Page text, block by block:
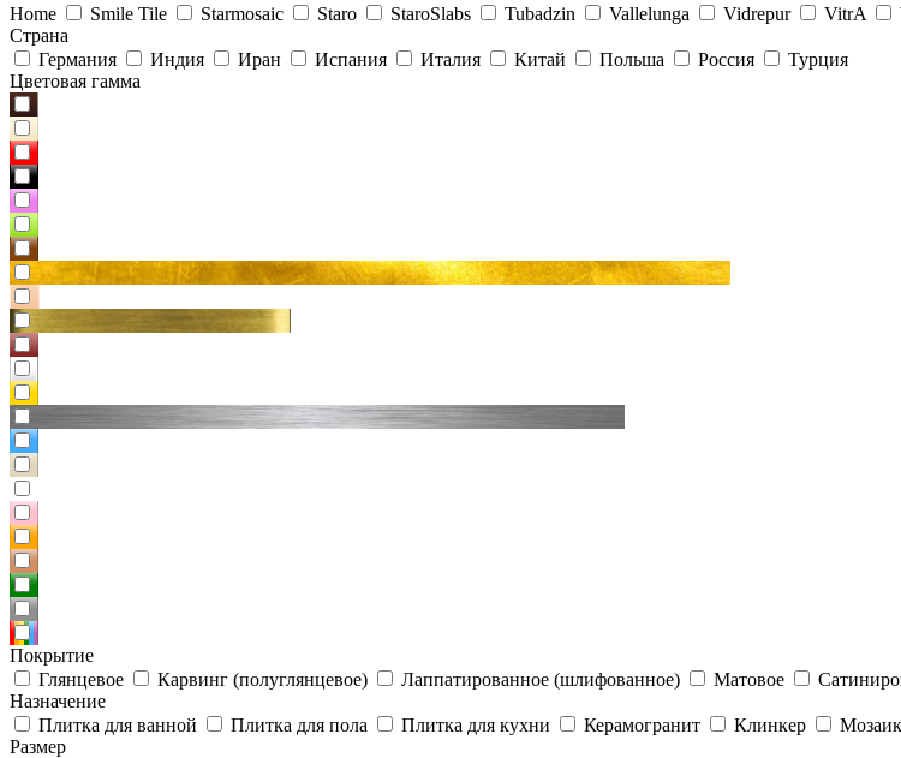
Home
Smile Tile Starmosaic Staro StaroSlabs Tubadzin Vallelunga Vidrepur VitrA
Страна
Германия
Индия Иран Испания Италия Китай Польша Россия
Турция
Цветовая гамма
Покрытие
Глянцевое
Карвинг (полуглянцевое) Лаппатированное (шлифованное) Матовое
Назначение
Плитка для ванной
Плитка для пола Плитка для кухни Керамогранит Клинкер
Размер